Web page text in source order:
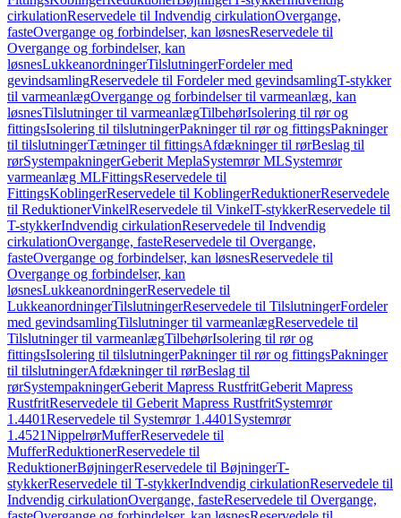
cirkulationReservedele til Indvendig cirkulationOvergange,
fasteOvergange og forbindelser, kan løsnesReservedele til
Overgange og forbindelser, kan
løsnesLukkeanordningerTilslutningerFordeler med
gevindsamlingReservedele til Fordeler med gevindsamlingT-stykker
til varmeanlægOvergange og forbindelser til varmeanlæg, kan
løsnesTilslutninger til varmeanlægTilbehørIsolering til rør og
fittingsIsolering til tilslutningerPakninger til rør og fittingsPakninger
til tilslutningerTætninger til fittingsAfdækninger til rørBeslag til
rørSystempakningerGeberit MeplaSystemrør MLSystemrør
varmeanlæg MLFittingsReservedele til
FittingsKoblingerReservedele til KoblingerReduktionerReservedele
til ReduktionerVinkelReservedele til VinkelT-stykkerReservedele til
T-stykkerIndvendig cirkulationReservedele til Indvendig
cirkulationOvergange, fasteReservedele til Overgange,
fasteOvergange og forbindelser, kan løsnesReservedele til
Overgange og forbindelser, kan
løsnesLukkeanordningerReservedele til
LukkeanordningerTilslutningerReservedele til TilslutningerFordeler
med gevindsamlingTilslutninger til varmeanlægReservedele til
Tilslutninger til varmeanlægTilbehørIsolering til rør og
fittingsIsolering til tilslutningerPakninger til rør og fittingsPakninger
til tilslutningerAfdækninger til rørBeslag til
rørSystempakningerGeberit Mapress RustfritGeberit Mapress
RustfritReservedele til Geberit Mapress RustfritSystemrør
1.4401Reservedele til Systemrør 1.4401 Systemrør
1.4521NippelrørMufferReservedele til
MufferReduktionerReservedele til
ReduktionerBøjningerReservedele til BøjningerT-
stykkerReservedele til T-stykkerIndvendig cirkulationReservedele til
Indvendig cirkulationOvergange, fasteReservedele til Overgange,